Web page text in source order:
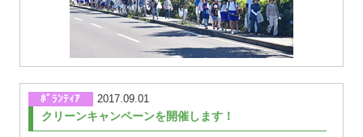
ﾎﾞﾗﾝﾃｨｱ 2017.09.01
クリーンキャンペーンを開催します！